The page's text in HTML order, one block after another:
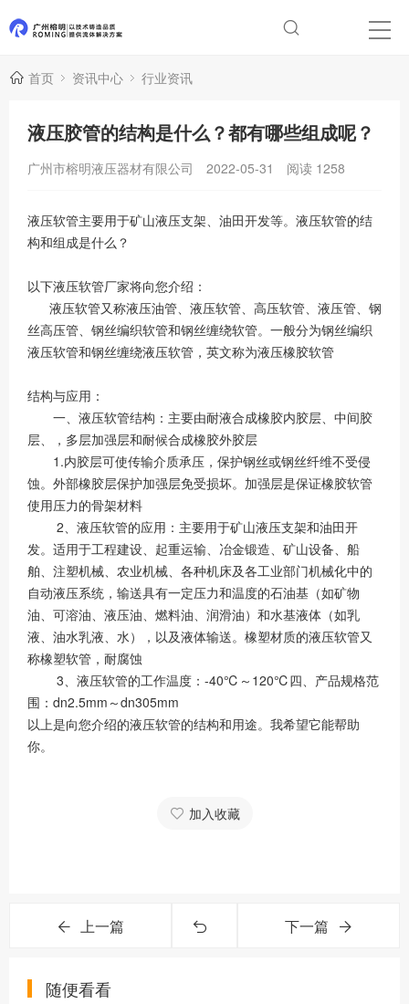
首页 资讯中心 行业资讯
液压胶管的结构是什么？都有哪些组成呢？
广州市榕明液压器材有限公司 2022-05-31 阅读 1258
液压软管主要用于矿山液压支架、油田开发等。液压软管的结
构和组成是什么？
以下液压软管厂家将向您介绍：
液压软管又称液压油管、液压软管、高压软管、液压管、钢
丝高压管、钢丝编织软管和钢丝缠绕软管。一般分为钢丝编织
液压软管和钢丝缠绕液压软管，英文称为液压橡胶软管
结构与应用：
一、液压软管结构：主要由耐液合成橡胶内胶层、中间胶
层、，多层加强层和耐候合成橡胶外胶层
1.内胶层可使传输介质承压，保护钢丝或钢丝纤维不受侵
蚀。外部橡胶层保护加强层免受损坏。加强层是保证橡胶软管
使用压力的骨架材料
2、液压软管的应用：主要用于矿山液压支架和油田开
发。适用于工程建设、起重运输、冶金锻造、矿山设备、船
舶、注塑机械、农业机械、各种机床及各工业部门机械化中的
自动液压系统，输送具有一定压力和温度的石油基（如矿物
油、可溶油、液压油、燃料油、润滑油）和水基液体（如乳
液、油水乳液、水），以及液体输送。橡塑材质的液压软管又
称橡塑软管，耐腐蚀
3、液压软管的工作温度：-40℃～120℃四、产品规格范
围：dn2.5mm～dn305mm
以上是向您介绍的液压软管的结构和用途。我希望它能帮助
你。
加入收藏
上一篇 下一篇
随便看看